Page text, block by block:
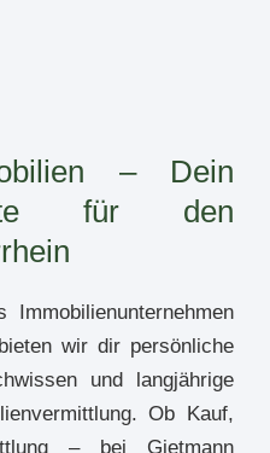
– Dein
für den
wir dir persönliche
und langjährige
Ob Kauf,
– bei Gietmann